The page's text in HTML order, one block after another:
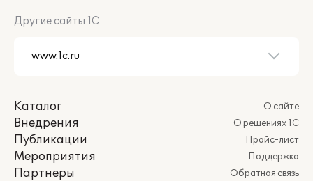
Другие сайты 1С
Каталог
Внедрения
Публикации
Мероприятия
Партнеры
О сайте
О решениях 1С
Прайс-лист
Поддержка
Обратная связь